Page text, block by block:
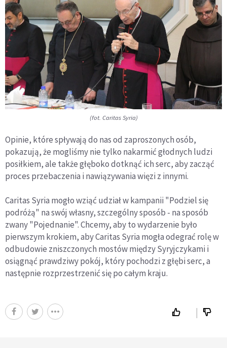
(fot. Caritas Syria)
Opinie, które spływają do nas od zaproszonych osób,
pokazują, że mogliśmy nie tylko nakarmić głodnych ludzi
posiłkiem, ale także głęboko dotknąć ich serc, aby zacząć
proces przebaczenia i nawiązywania więzi z innymi.
Caritas Syria mogło wziąć udział w kampanii "Podziel się
podróżą" na swój własny, szczególny sposób - na sposób
zwany "Pojednanie". Chcemy, aby to wydarzenie było
pierwszym krokiem, aby Caritas Syria mogła odegrać rolę w
odbudowie zniszczonych mostów między Syryjczykami i
osiągnąć prawdziwy pokój, który pochodzi z głębi serc, a
następnie rozprzestrzenić się po całym kraju.